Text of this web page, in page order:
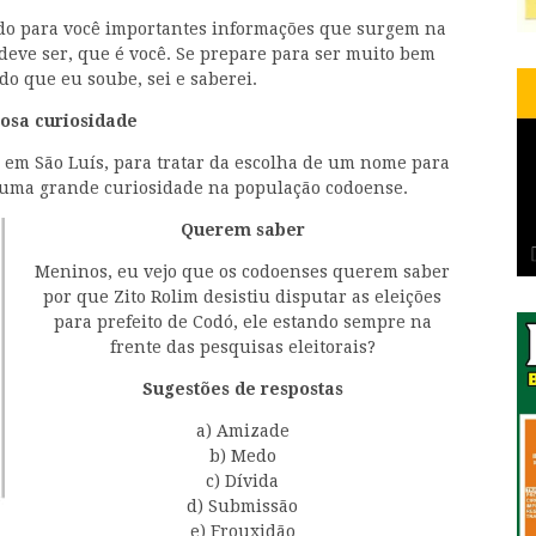
para você importantes informações que surgem na
ser, que é você. Se prepare para ser muito bem
que eu soube, sei e saberei.
curiosidade
São Luís, para tratar da escolha de um nome para
grande curiosidade na população codoense.
Querem saber
Meninos, eu vejo que os codoenses querem saber
por que Zito Rolim desistiu disputar as eleições
para prefeito de Codó, ele estando sempre na
frente das pesquisas eleitorais?
Sugestões de respostas
a) Amizade
b) Medo
c) Dívida
d) Submissão
e) Frouxidão